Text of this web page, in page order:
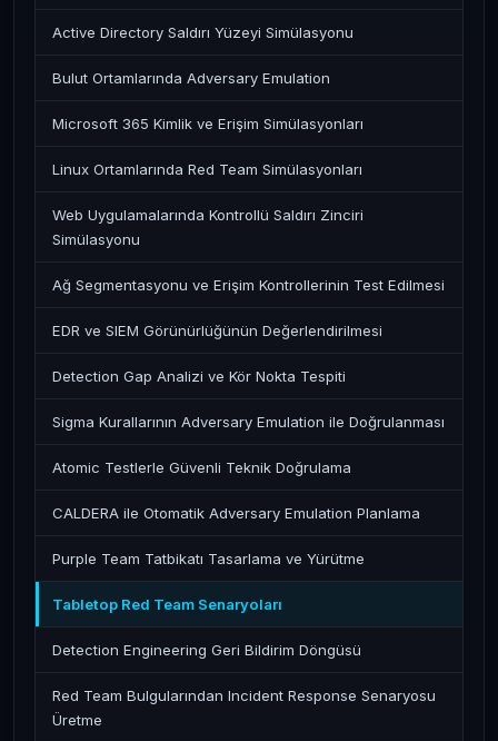
Active Directory Saldırı Yüzeyi Simülasyonu
Bulut Ortamlarında Adversary Emulation
Microsoft 365 Kimlik ve Erişim Simülasyonları
Linux Ortamlarında Red Team Simülasyonları
Web Uygulamalarında Kontrollü Saldırı Zinciri
Simülasyonu
Ağ Segmentasyonu ve Erişim Kontrollerinin Test Edilmesi
EDR ve SIEM Görünürlüğünün Değerlendirilmesi
Detection Gap Analizi ve Kör Nokta Tespiti
Sigma Kurallarının Adversary Emulation ile Doğrulanması
Atomic Testlerle Güvenli Teknik Doğrulama
CALDERA ile Otomatik Adversary Emulation Planlama
Purple Team Tatbikatı Tasarlama ve Yürütme
Tabletop Red Team Senaryoları
Detection Engineering Geri Bildirim Döngüsü
Red Team Bulgularından Incident Response Senaryosu
Üretme